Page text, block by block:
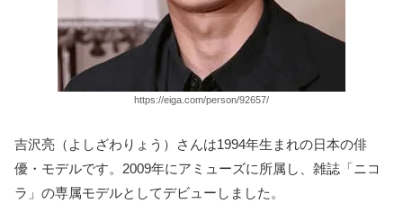
https://eiga.com/person/92657/
吉沢亮（よしざわりょう）さんは1994年生まれの日本の俳
優・モデルです。2009年にアミューズに所属し、雑誌「ニコ
ラ」の専属モデルとしてデビューしました。